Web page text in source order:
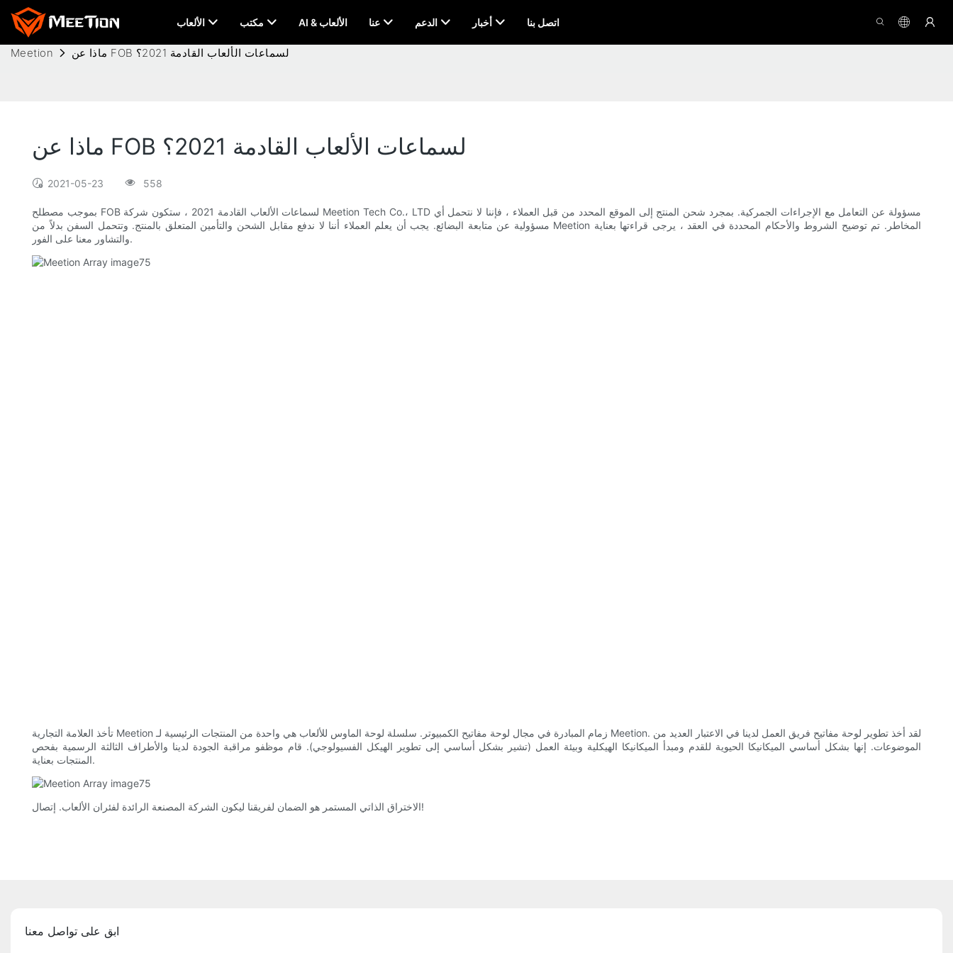
الألعاب مكتب AI & الألعاب عنا الدعم أخبار اتصل بنا
Meetion ماذا عن FOB لسماعات الألعاب القادمة 2021؟
ماذا عن FOB لسماعات الألعاب القادمة 2021؟
2021-05-23 558
بموجب مصطلح FOB لسماعات الألعاب القادمة 2021 ، ستكون شركة Meetion Tech Co.، LTD مسؤولة عن التعامل مع الإجراءات الجمركية. بمجرد شحن المنتج إلى الموقع المحدد من قبل العملاء ، فإننا لا نتحمل أي
مسؤولية عن متابعة البضائع. يجب أن يعلم العملاء أننا لا ندفع مقابل الشحن والتأمين المتعلق بالمنتج. وتتحمل السفن بدلاً من Meetion المخاطر. تم توضيح الشروط والأحكام المحددة في العقد ، يرجى قراءتها بعناية
والتشاور معنا على الفور.
تأخذ العلامة التجارية Meetion زمام المبادرة في مجال لوحة مفاتيح الكمبيوتر. سلسلة لوحة الماوس للألعاب هي واحدة من المنتجات الرئيسية لـ Meetion. لقد أخذ تطوير لوحة مفاتيح فريق العمل لدينا في الاعتبار العديد من
الموضوعات. إنها بشكل أساسي الميكانيكا الحيوية للقدم ومبدأ الميكانيكا الهيكلية وبيئة العمل (تشير بشكل أساسي إلى تطوير الهيكل الفسيولوجي). قام موظفو مراقبة الجودة لدينا والأطراف الثالثة الرسمية بفحص
المنتجات بعناية.
الاختراق الذاتي المستمر هو الضمان لفريقنا ليكون الشركة المصنعة الرائدة لفئران الألعاب. إتصال!
ابق على تواصل معنا